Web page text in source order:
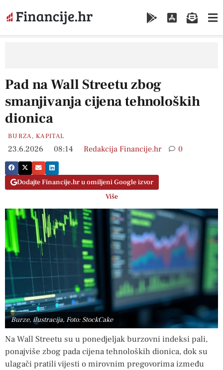
Pad na Wall Streetu zbog
smanjivanja cijena tehnoloških
dionica
BURZA,KAPITAL
23.6.2026 08:14 Redakcija Financije.hr 0
Dodajte Financije.hr u omiljeni Google izvor
Više
Burze, ilustracija, Foto: StockCake
Na Wall Streetu su u ponedjeljak burzovni indeksi pali,
ponajviše zbog pada cijena tehnoloških dionica, dok su
ulagači pratili vijesti o mirovnim pregovorima između